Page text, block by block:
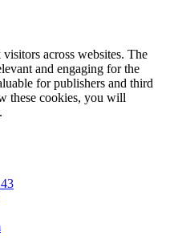
across websites. The
and engaging for the
for publishers and third
these cookies, you will